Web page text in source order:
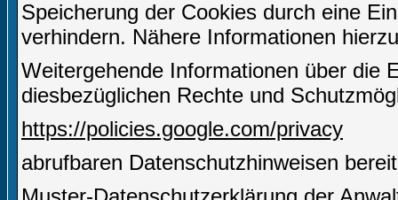
Speicherung der Cookies durch eine
verhindern. Nähere Informationen
Weitergehende Informationen über die
diesbezüglichen Rechte und
https://policies.google.com/privacy
abrufbaren Datenschutzhinweisen